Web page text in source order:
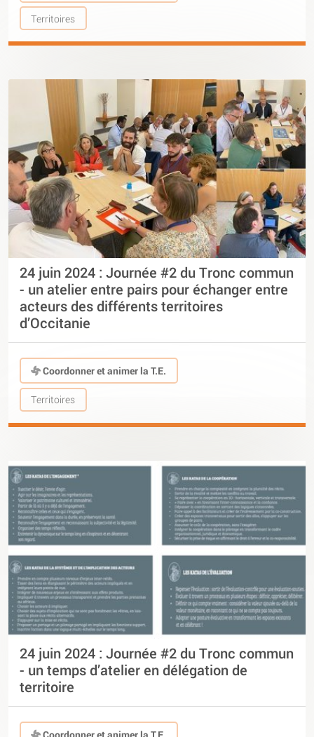
Territoires
24 juin 2024 : Journée #2 du Tronc commun
- un atelier entre pairs pour échanger entre
acteurs des différents territoires
d’Occitanie
Coordonner et animer la T.E.
Territoires
24 juin 2024 : Journée #2 du Tronc commun
- un temps d’atelier en délégation de
territoire